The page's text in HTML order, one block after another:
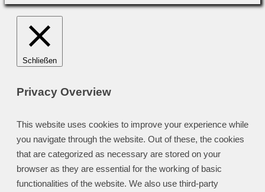
Schließen
Privacy Overview
This website uses cookies to improve your experience while
you navigate through the website. Out of these, the cookies
that are categorized as necessary are stored on your
browser as they are essential for the working of basic
functionalities of the website. We also use third-party